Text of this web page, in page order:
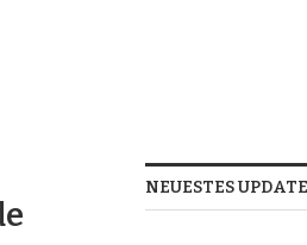
NEUESTES UPDATE